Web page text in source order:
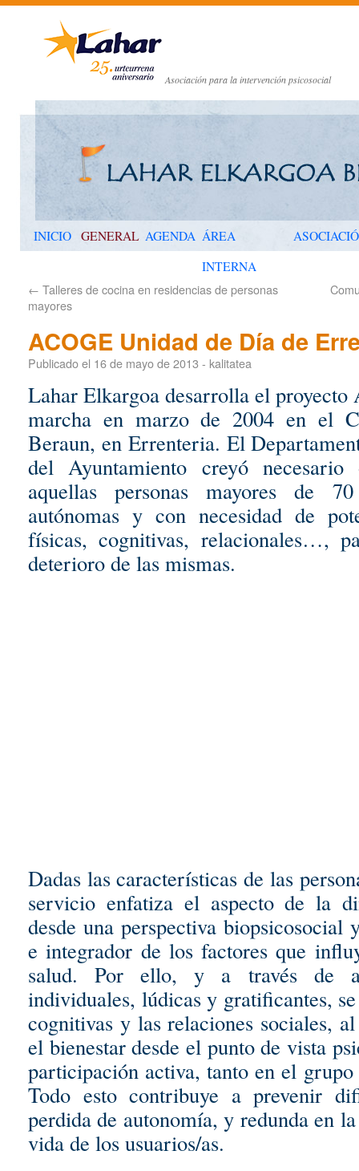
Asociación para la intervención psicosocial
INICIO GENERAL AGENDA ÁREA
INTERNA
← Talleres de cocina en residencias de personas
mayores
ACOGE Unidad de Día de
Publicado el 16 de mayo de 2013 - kalitatea
Lahar Elkargoa desarrolla el proyecto
marcha en marzo de 2004 en el
Beraun, en Errenteria. El
del Ayuntamiento creyó
aquellas personas mayores de
autónomas y con necesidad de
físicas, cognitivas, relacionales…,
deterioro de las mismas.
Dadas las características de las
servicio enfatiza el aspecto de la
desde una perspectiva
e integrador de los factores que
salud. Por ello, y a través de
individuales, lúdicas y gratificantes,
cognitivas y las relaciones sociales,
el bienestar desde el punto de vista
participación activa, tanto en el
Todo esto contribuye a prevenir
perdida de autonomía, y redunda en
vida de los usuarios/as.